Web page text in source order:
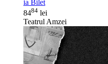
ia Bilet
8484 lei
Teatrul Amzei